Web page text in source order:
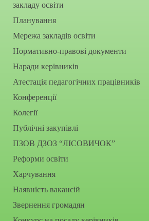
закладу освіти
Планування
Мережа закладів освіти
Нормативно-правові документи
Наради керівників
Атестація педагогічних працівників
Конференції
Колегії
Публічні закупівлі
ПЗОВ ДЗОЗ “ЛІСОВИЧОК”
Реформи освіти
Харчування
Наявність вакансій
Звернення громадян